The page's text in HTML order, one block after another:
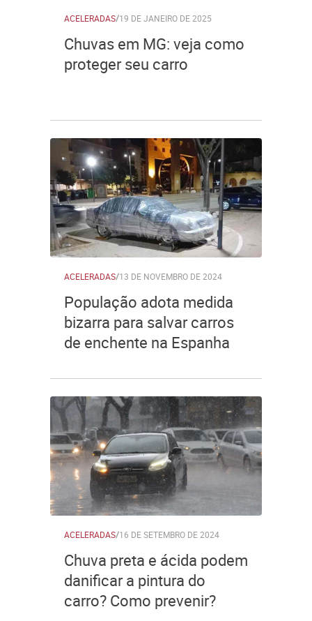
ACELERADAS/19 DE JANEIRO DE 2025
Chuvas em MG: veja como
proteger seu carro
ACELERADAS/13 DE NOVEMBRO DE 2024
População adota medida
bizarra para salvar carros
de enchente na Espanha
ACELERADAS/16 DE SETEMBRO DE 2024
Chuva preta e ácida podem
danificar a pintura do
carro? Como prevenir?